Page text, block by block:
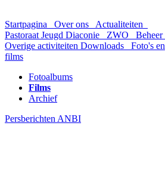
Startpagina Over ons
Actualiteiten
Pastoraat Jeugd Diaconie ZWO
Beheer
Overige activiteiten Downloads
Foto's en
films
Fotoalbums
Films
Archief
Persberichten ANBI